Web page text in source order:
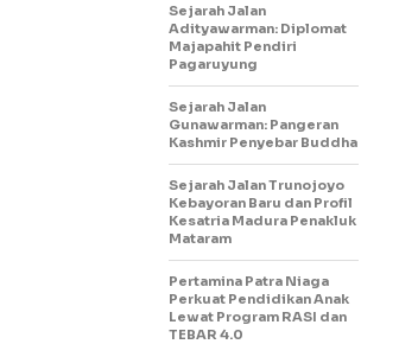
Sejarah Jalan
Adityawarman: Diplomat
Majapahit Pendiri
Pagaruyung
Sejarah Jalan
Gunawarman: Pangeran
Kashmir Penyebar Buddha
Sejarah Jalan Trunojoyo
Kebayoran Baru dan Profil
Kesatria Madura Penakluk
Mataram
Pertamina Patra Niaga
Perkuat Pendidikan Anak
Lewat Program RASI dan
TEBAR 4.0